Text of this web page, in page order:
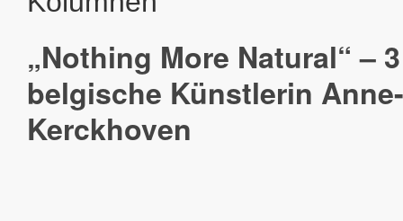
„Nothing More Natural“ –
belgische Künstlerin
Kerckhoven